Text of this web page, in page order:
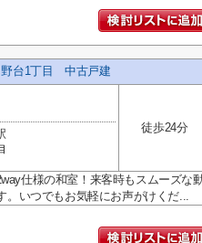
野台1丁目 中古戸建
徒歩24分
仕様の和室！来客時もスムーズな
。いつでもお気軽にお声がけくだ...